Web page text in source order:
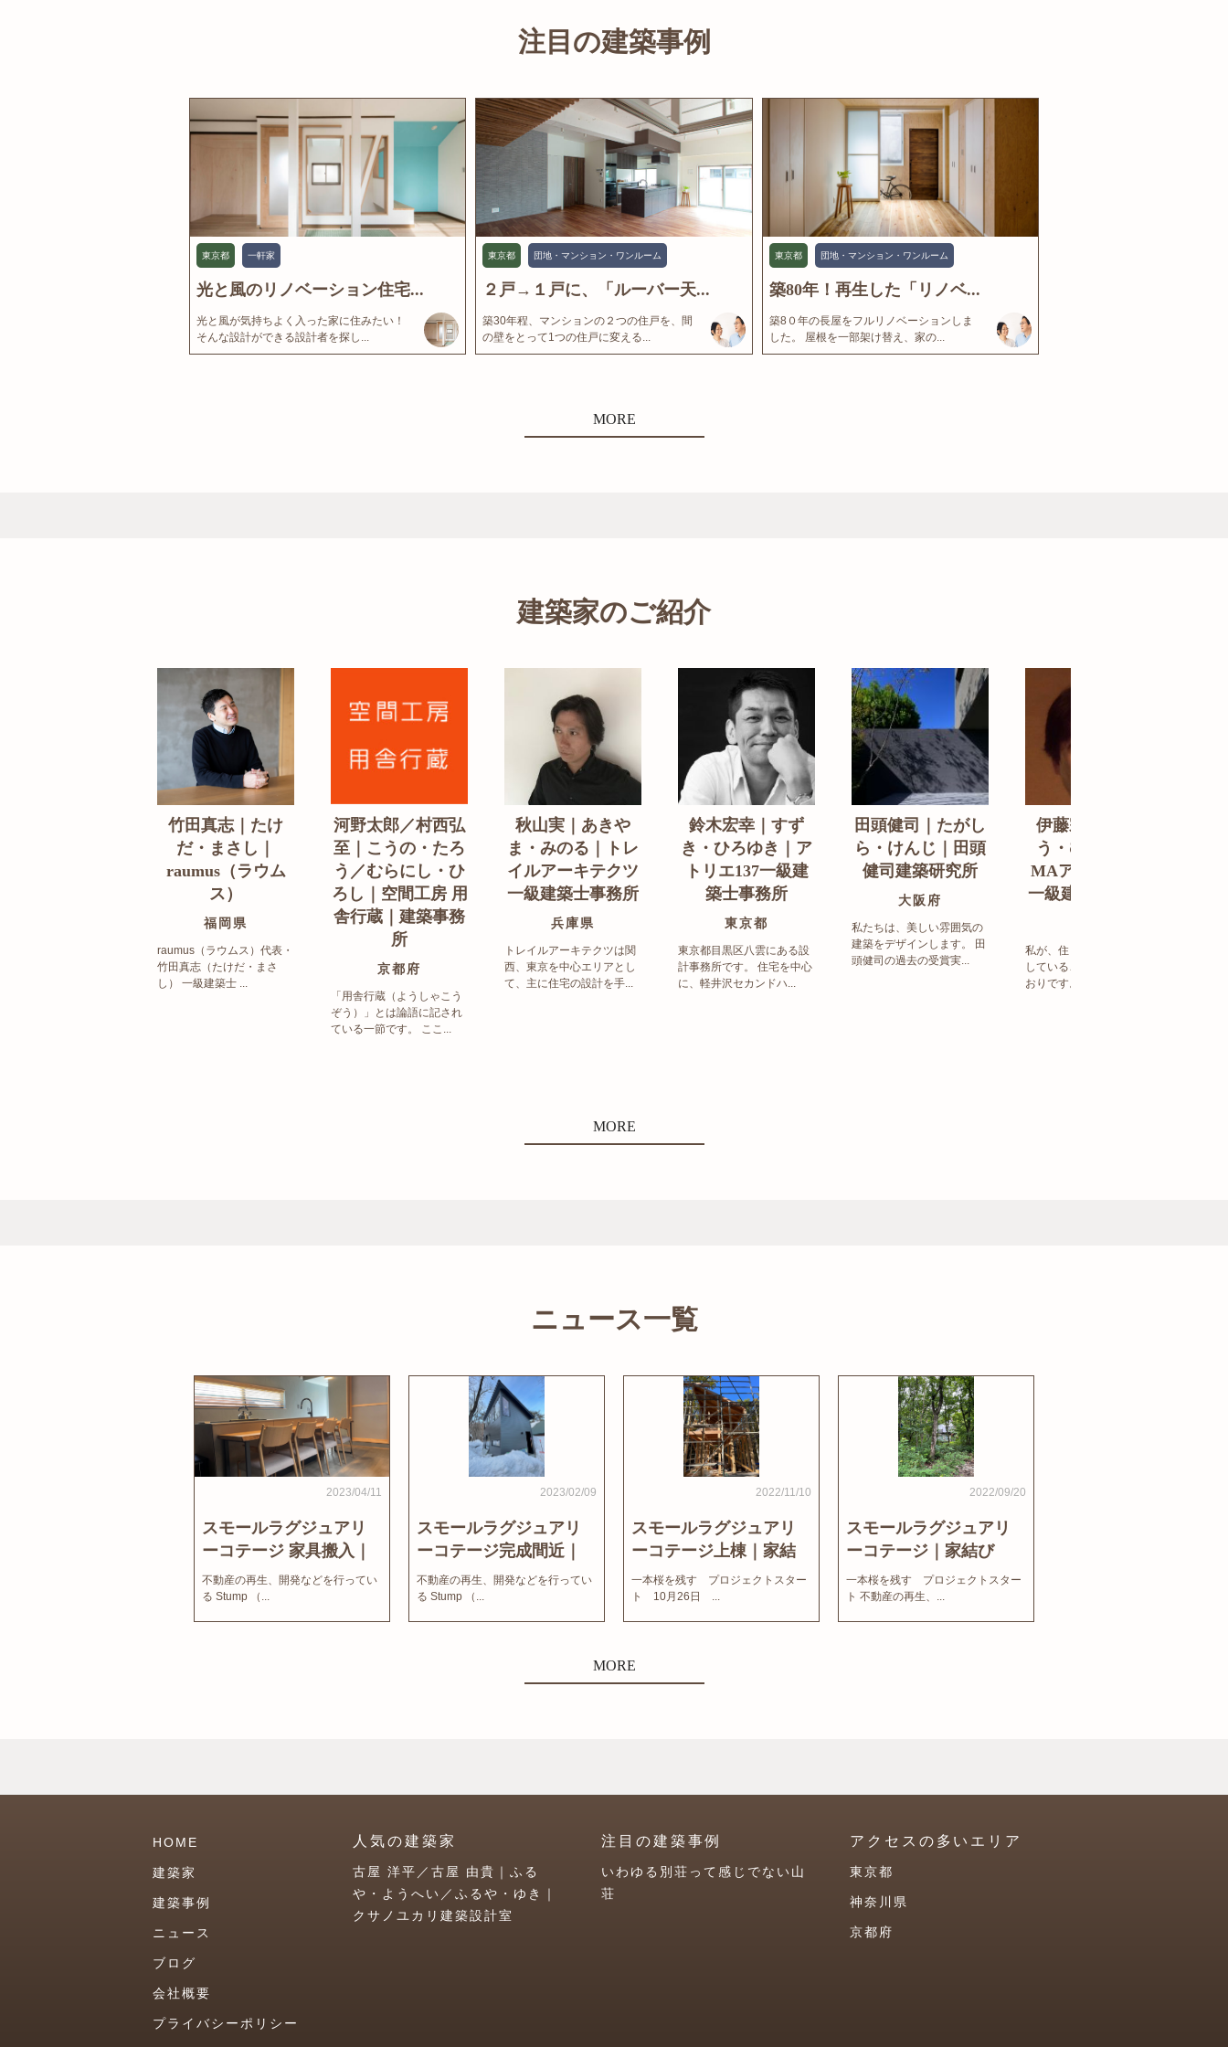
注目の建築事例
東京都 一軒家
光と風のリノベーション住宅...
光と風が気持ちよく入った家に住みたい！
そんな設計ができる設計者を探し...
東京都 団地・マンション・ワンルーム
２戸→１戸に、「ルーバー天...
築30年程、マンションの２つの住戸を、間
の壁をとって1つの住戸に変える...
東京都 団地・マンション・ワンルーム
築80年！再生した「リノベ...
築8０年の長屋をフルリノベーションしま
した。 屋根を一部架け替え、家の...
MORE
建築家のご紹介
竹田真志｜たけ
だ・まさし｜
raumus（ラウム
ス）
福岡県
raumus（ラウムス）代表・
竹田真志（たけだ・まさ
し） 一級建築士 ...
河野太郎／村西弘
至｜こうの・たろ
う／むらにし・ひ
ろし｜空間工房 用
舎行蔵｜建築事務
所
京都府
「用舎行蔵（ようしゃこう
ぞう）」とは論語に記され
ている一節です。 ここ...
秋山実｜あきや
ま・みのる｜トレ
イルアーキテクツ
一級建築士事務所
兵庫県
トレイルアーキテクツは関
西、東京を中心エリアとし
て、主に住宅の設計を手...
鈴木宏幸｜すず
き・ひろゆき｜ア
トリエ137一級建
築士事務所
東京都
東京都目黒区八雲にある設
計事務所です。 住宅を中心
に、軽井沢セカンドハ...
田頭健司｜たがし
ら・けんじ｜田頭
健司建築研究所
大阪府
私たちは、美しい雰囲気の
建築をデザインします。 田
頭健司の過去の受賞実...
伊藤宗明｜いと
う・むねあき｜
MAアーキテクト
一級建築士事務所
私が、住まい造りで大事に
していることは、以下のと
おりです。 洗練された...
MORE
ニュース一覧
2023/04/11
スモールラグジュアリ
ーコテージ 家具搬入｜
家結びNews
不動産の再生、開発などを行ってい
る Stump （...
2023/02/09
スモールラグジュアリ
ーコテージ完成間近｜
家結びNews
不動産の再生、開発などを行ってい
る Stump （...
2022/11/10
スモールラグジュアリ
ーコテージ上棟｜家結
びNews
一本桜を残す プロジェクトスター
ト 10月26日 ...
2022/09/20
スモールラグジュアリ
ーコテージ｜家結び
News
一本桜を残す プロジェクトスター
ト 不動産の再生、...
MORE
HOME
建築家
建築事例
ニュース
ブログ
会社概要
プライバシーポリシー
人気の建築家
古屋 洋平／古屋 由貴｜ふる
や・ようへい／ふるや・ゆき｜
クサノユカリ建築設計室
注目の建築事例
いわゆる別荘って感じでない山
荘
アクセスの多いエリア
東京都
神奈川県
京都府